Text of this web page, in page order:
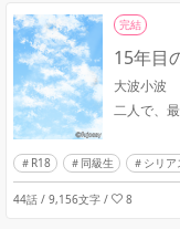
完結
15年目
大波小波
二人で、
R18 同級生 シリア
44話 / 9,156文字 / 8